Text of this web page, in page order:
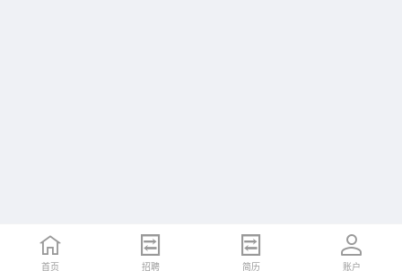
首页 招聘 简历 账户